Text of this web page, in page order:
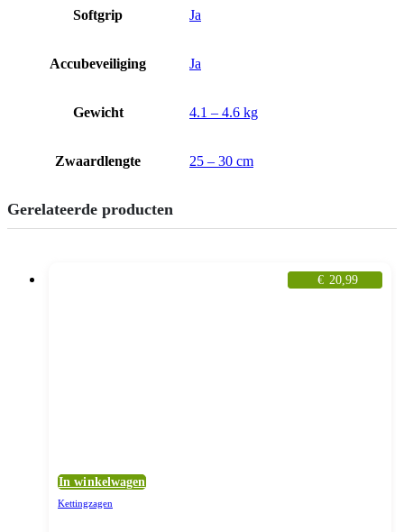
Softgrip Ja
Accubeveiliging Ja
Gewicht 4.1 – 4.6 kg
Zwaardlengte 25 – 30 cm
Gerelateerde producten
€ 20,99
In winkelwagen
Kettingzagen